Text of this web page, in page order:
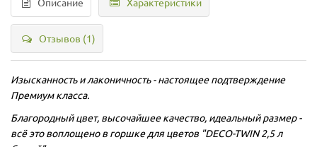
Отзывов (1)
Изысканность и лаконичность - настоящее подтверждение
Премиум класса.
Благородный цвет, высочайшее качество, идеальный размер -
всё это воплощено в горшке для цветов "DECO-TWIN 2,5 л